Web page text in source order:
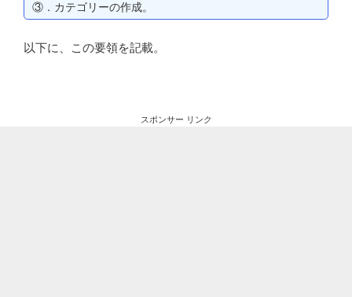
③．カテゴリーの作成。
以下に、この要領を記載。
スポンサー リンク